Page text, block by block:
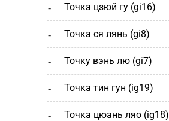
точка цзюй гу (gi16)
точка ся лянь (gi8)
точку вэнь лю (gi7)
точка тин гун (ig19)
точка цюань ляо (ig18)